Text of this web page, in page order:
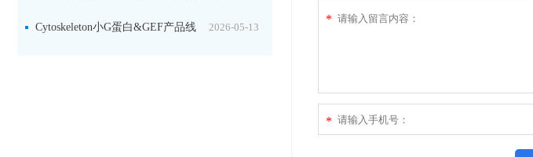
*
*
试剂盒+京东卡！ 2026-05-13
Cytoskeleton小G蛋白&GEF产品线